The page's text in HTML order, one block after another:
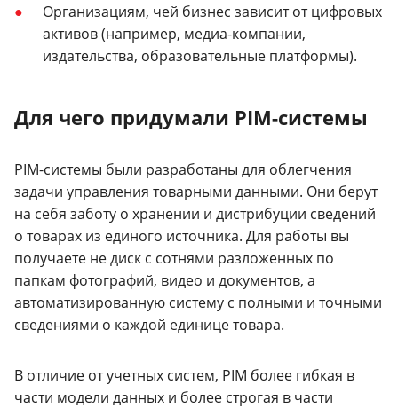
Организациям, чей бизнес зависит от цифровых
активов (например, медиа-компании,
издательства, образовательные платформы).
Для чего придумали PIM-системы
PIM-системы были разработаны для облегчения
задачи управления товарными данными. Они берут
на себя заботу о хранении и дистрибуции сведений
о товарах из единого источника. Для работы вы
получаете не диск с сотнями разложенных по
папкам фотографий, видео и документов, а
автоматизированную систему с полными и точными
сведениями о каждой единице товара.
В отличие от учетных систем, PIM более гибкая в
части модели данных и более строгая в части